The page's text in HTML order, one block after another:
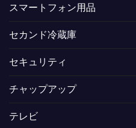
スマートフォン用品
セカンド冷蔵庫
セキュリティ
チャップアップ
テレビ